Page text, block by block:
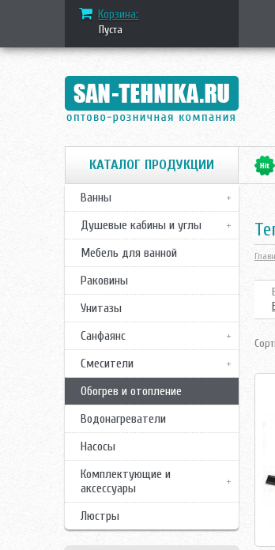
Корзина:
Пуста
КАТАЛОГ ПРОДУКЦИИ
Ванны
Душевые кабины и углы
Мебель для ванной
Раковины
Унитазы
Санфаянс
Смесители
Обогрев и отопление
Водонагреватели
Насосы
Комплектующие и
аксессуары
Люстры